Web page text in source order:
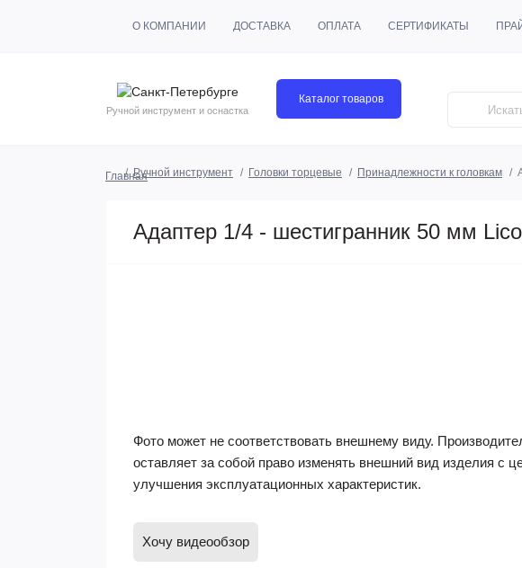
О КОМПАНИИ ДОСТАВКА ОПЛАТА СЕРТИФИКАТЫ
Ручной инструмент и оснастка
Каталог товаров
ГлавнаяРучной инструмент Головки торцевые Принадлежности к головкам
Адаптер 1/4 - шестигранник 50 мм
Фото может не соответствовать внешнему виду.
оставляет за собой право изменять внешний вид изделия с
улучшения эксплуатационных характеристик.
Хочу видеообзор